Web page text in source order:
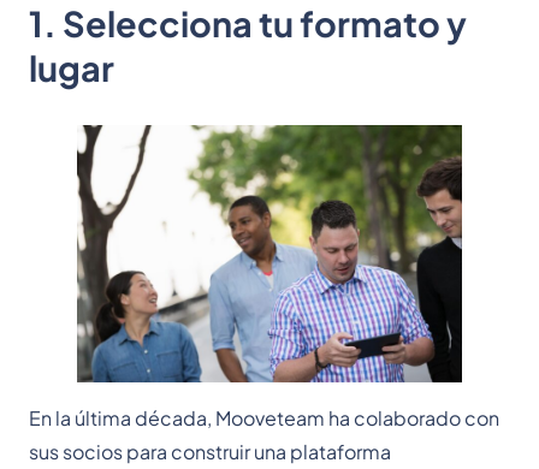
1. Selecciona tu formato y
lugar
En la última década, Mooveteam ha colaborado con
sus socios para construir una plataforma